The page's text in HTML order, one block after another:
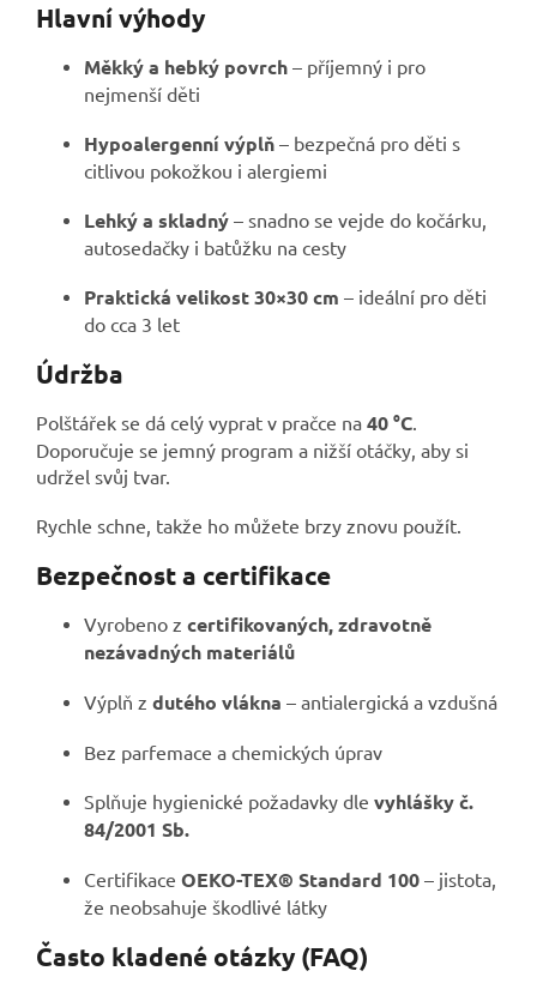
Hlavní výhody
Měkký a hebký povrch – příjemný i pro
nejmenší děti
Hypoalergenní výplň – bezpečná pro děti s
citlivou pokožkou i alergiemi
Lehký a skladný – snadno se vejde do kočárku,
autosedačky i batůžku na cesty
Praktická velikost 30×30 cm – ideální pro děti
do cca 3 let
Údržba
Polštářek se dá celý vyprat v pračce na 40 °C
Doporučuje se jemný program a nižší otáčky, aby si
udržel svůj tvar.
Rychle schne, takže ho můžete brzy znovu použít.
Bezpečnost a certifikace
Vyrobeno z certifikovaných, zdravotně
nezávadných materiálů
Výplň z dutého vlákna – antialergická a vzdušná
Bez parfemace a chemických úprav
Splňuje hygienické požadavky dle vyhlášky č.
84/2001 Sb.
Certifikace OEKO-TEX® Standard 100 – jistota,
že neobsahuje škodlivé látky
Často kladené otázky (FAQ)